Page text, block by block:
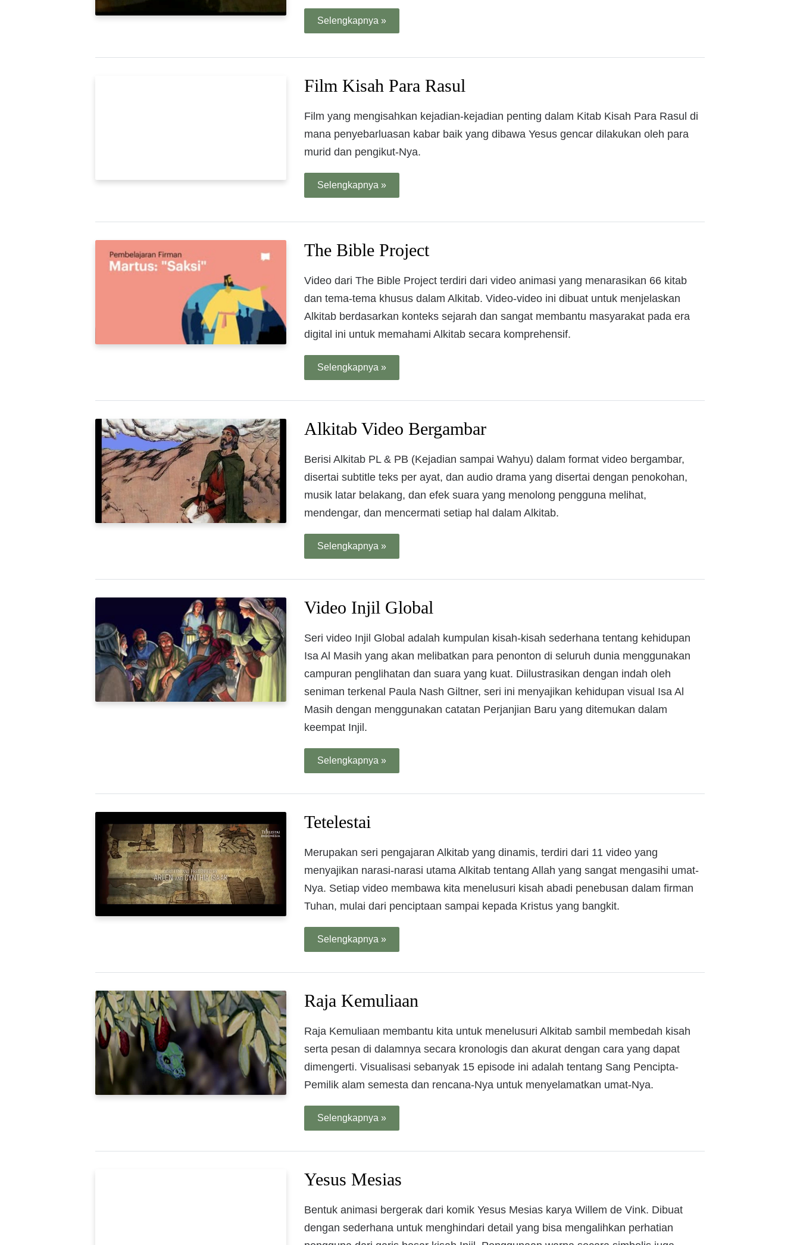
Selengkapnya »
Film Kisah Para Rasul
Film yang mengisahkan kejadian-kejadian penting dalam Kitab Kisah Para Rasul di
mana penyebarluasan kabar baik yang dibawa Yesus gencar dilakukan oleh para
murid dan pengikut-Nya.
Selengkapnya »
The Bible Project
Video dari The Bible Project terdiri dari video animasi yang menarasikan 66 kitab
dan tema-tema khusus dalam Alkitab. Video-video ini dibuat untuk menjelaskan
Alkitab berdasarkan konteks sejarah dan sangat membantu masyarakat pada era
digital ini untuk memahami Alkitab secara komprehensif.
Selengkapnya »
Alkitab Video Bergambar
Berisi Alkitab PL & PB (Kejadian sampai Wahyu) dalam format video bergambar,
disertai subtitle teks per ayat, dan audio drama yang disertai dengan penokohan,
musik latar belakang, dan efek suara yang menolong pengguna melihat,
mendengar, dan mencermati setiap hal dalam Alkitab.
Selengkapnya »
Video Injil Global
Seri video Injil Global adalah kumpulan kisah-kisah sederhana tentang kehidupan
Isa Al Masih yang akan melibatkan para penonton di seluruh dunia menggunakan
campuran penglihatan dan suara yang kuat. Diilustrasikan dengan indah oleh
seniman terkenal Paula Nash Giltner, seri ini menyajikan kehidupan visual Isa Al
Masih dengan menggunakan catatan Perjanjian Baru yang ditemukan dalam
keempat Injil.
Selengkapnya »
Tetelestai
Merupakan seri pengajaran Alkitab yang dinamis, terdiri dari 11 video yang
menyajikan narasi-narasi utama Alkitab tentang Allah yang sangat mengasihi umat-
Nya. Setiap video membawa kita menelusuri kisah abadi penebusan dalam firman
Tuhan, mulai dari penciptaan sampai kepada Kristus yang bangkit.
Selengkapnya »
Raja Kemuliaan
Raja Kemuliaan membantu kita untuk menelusuri Alkitab sambil membedah kisah
serta pesan di dalamnya secara kronologis dan akurat dengan cara yang dapat
dimengerti. Visualisasi sebanyak 15 episode ini adalah tentang Sang Pencipta-
Pemilik alam semesta dan rencana-Nya untuk menyelamatkan umat-Nya.
Selengkapnya »
Yesus Mesias
Bentuk animasi bergerak dari komik Yesus Mesias karya Willem de Vink. Dibuat
dengan sederhana untuk menghindari detail yang bisa mengalihkan perhatian